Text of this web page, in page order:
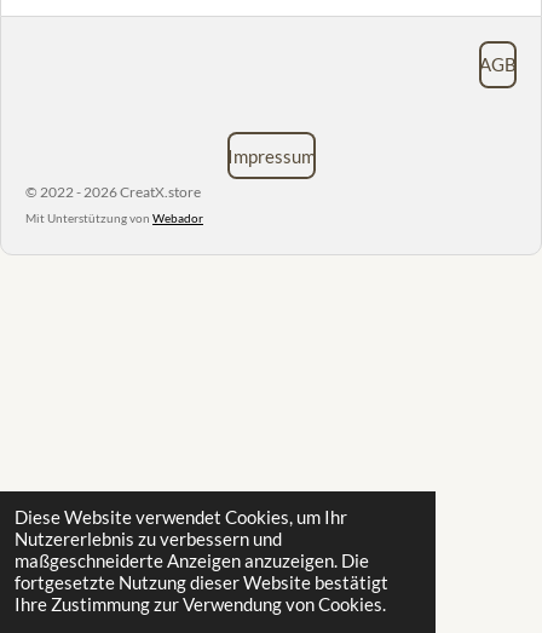
Diese Website verwendet Cookies, um Ihr
Nutzererlebnis zu verbessern und
maßgeschneiderte Anzeigen anzuzeigen. Die
fortgesetzte Nutzung dieser Website bestätigt
Ihre Zustimmung zur Verwendung von Cookies.
AGB
Impressum
© 2022 - 2026 CreatX.store
Mit Unterstützung von Webador